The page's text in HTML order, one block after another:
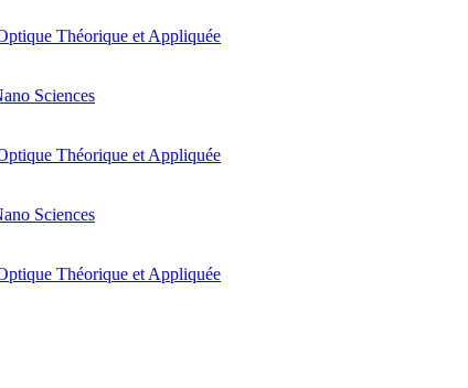
Théorique et Appliquée
Sciences
Théorique et Appliquée
Sciences
Théorique et Appliquée